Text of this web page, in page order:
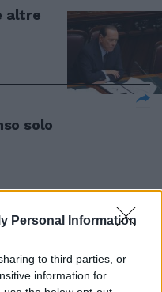
Personal Information
to third parties, or
information for
altre
solo